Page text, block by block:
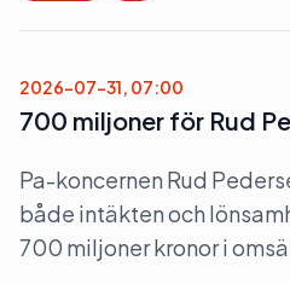
2026-07-31, 07:00
700 miljoner för Rud
Pa-koncernen Rud
både intäkten och
700 miljoner kronor i